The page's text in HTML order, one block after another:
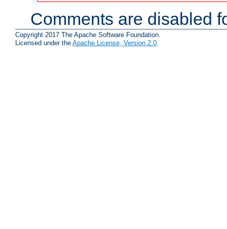
Comments are disabled
Copyright 2017 The Apache Software Foundation.
Licensed under the Apache License, Version 2.0